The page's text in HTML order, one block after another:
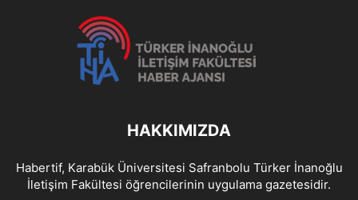
HAKKIMIZDA
Habertif, Karabük Üniversitesi Safranbolu Türker İnanoğlu
İletişim Fakültesi öğrencilerinin uygulama gazetesidir.